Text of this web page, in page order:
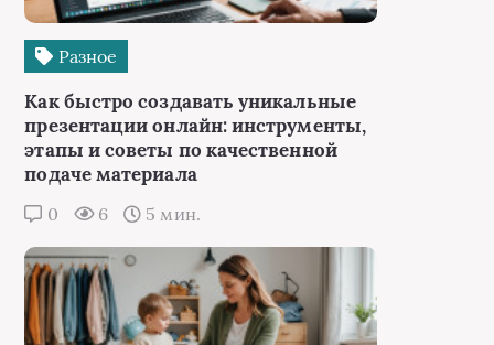
Разное
Как быстро создавать уникальные
презентации онлайн: инструменты,
этапы и советы по качественной
подаче материала
0 6 5 мин.